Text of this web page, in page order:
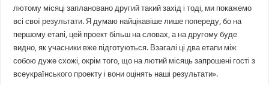
лютому місяці заплановано другий такий захід і тоді, ми покажемо
всі свої результати. Я думаю найцікавіше лише попереду, бо на
першому етапі, цей проект більш на словах, а на другому буде
видно, як учасники вже підготуються. Взагалі ці два етапи між
собою дуже схожі, окрім того, що на лютий місяць запрошені гості з
всеукраїнського проекту і вони оцінять наші результати».